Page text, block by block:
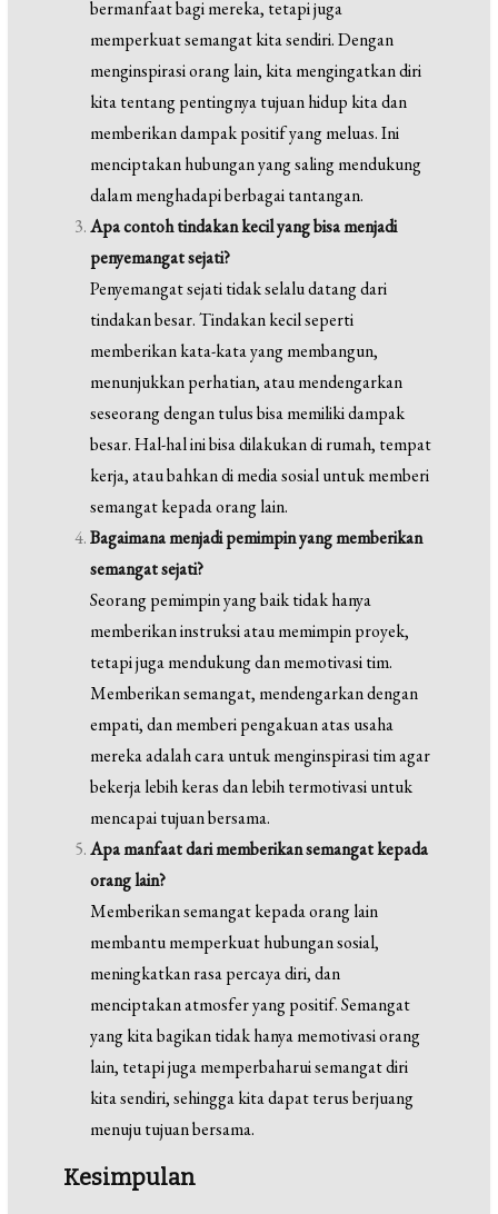
bermanfaat bagi mereka, tetapi juga
memperkuat semangat kita sendiri. Dengan
menginspirasi orang lain, kita mengingatkan diri
kita tentang pentingnya tujuan hidup kita dan
memberikan dampak positif yang meluas. Ini
menciptakan hubungan yang saling mendukung
dalam menghadapi berbagai tantangan.
Apa contoh tindakan kecil yang bisa menjadi
penyemangat sejati?
Penyemangat sejati tidak selalu datang dari
tindakan besar. Tindakan kecil seperti
memberikan kata-kata yang membangun,
menunjukkan perhatian, atau mendengarkan
seseorang dengan tulus bisa memiliki dampak
besar. Hal-hal ini bisa dilakukan di rumah, tempat
kerja, atau bahkan di media sosial untuk memberi
semangat kepada orang lain.
Bagaimana menjadi pemimpin yang memberikan
semangat sejati?
Seorang pemimpin yang baik tidak hanya
memberikan instruksi atau memimpin proyek,
tetapi juga mendukung dan memotivasi tim.
Memberikan semangat, mendengarkan dengan
empati, dan memberi pengakuan atas usaha
mereka adalah cara untuk menginspirasi tim agar
bekerja lebih keras dan lebih termotivasi untuk
mencapai tujuan bersama.
Apa manfaat dari memberikan semangat kepada
orang lain?
Memberikan semangat kepada orang lain
membantu memperkuat hubungan sosial,
meningkatkan rasa percaya diri, dan
menciptakan atmosfer yang positif. Semangat
yang kita bagikan tidak hanya memotivasi orang
lain, tetapi juga memperbaharui semangat diri
kita sendiri, sehingga kita dapat terus berjuang
menuju tujuan bersama.
Kesimpulan